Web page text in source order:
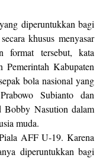
diperuntukkan bagi
khusus menyasar
format tersebut, kata
Pemerintah Kabupaten
bola nasional yang
Subianto dan
Bobby Nasution dalam
muda.
AFF U-19. Karena
diperuntukkan bagi